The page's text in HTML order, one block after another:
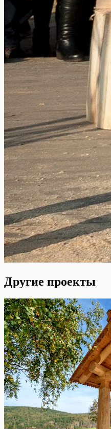
Другие проекты